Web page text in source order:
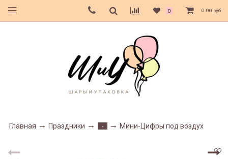
0 0.00 руб
Главная Праздники - Мини-Цифры под воздух